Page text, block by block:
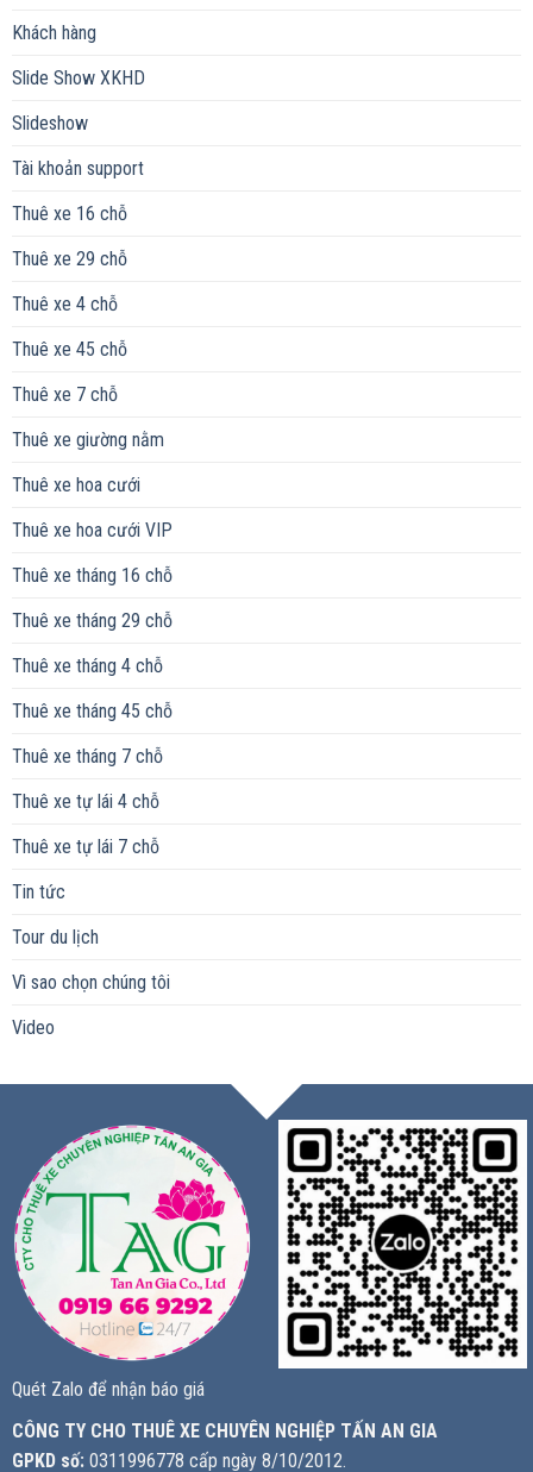
Khách hàng
Slide Show XKHD
Slideshow
Tài khoản support
Thuê xe 16 chỗ
Thuê xe 29 chỗ
Thuê xe 4 chỗ
Thuê xe 45 chỗ
Thuê xe 7 chỗ
Thuê xe giường nằm
Thuê xe hoa cưới
Thuê xe hoa cưới VIP
Thuê xe tháng 16 chỗ
Thuê xe tháng 29 chỗ
Thuê xe tháng 4 chỗ
Thuê xe tháng 45 chỗ
Thuê xe tháng 7 chỗ
Thuê xe tự lái 4 chỗ
Thuê xe tự lái 7 chỗ
Tin tức
Tour du lịch
Vì sao chọn chúng tôi
Video
Quét Zalo để nhận báo giá
CÔNG TY CHO THUÊ XE CHUYÊN NGHIỆP TẤN AN GIA
GPKD số: 0311996778 cấp ngày 8/10/2012.